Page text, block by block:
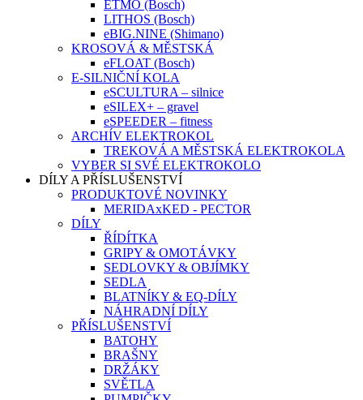
ETMO (Bosch)
LITHOS (Bosch)
eBIG.NINE (Shimano)
KROSOVÁ & MĚSTSKÁ
eFLOAT (Bosch)
E-SILNIČNÍ KOLA
eSCULTURA – silnice
eSILEX+ – gravel
eSPEEDER – fitness
ARCHÍV ELEKTROKOL
TREKOVÁ A MĚSTSKÁ ELEKTROKOLA
VYBER SI SVÉ ELEKTROKOLO
DÍLY A PŘÍSLUŠENSTVÍ
PRODUKTOVÉ NOVINKY
MERIDAxKED - PECTOR
DÍLY
ŘÍDÍTKA
GRIPY & OMOTÁVKY
SEDLOVKY & OBJÍMKY
SEDLA
BLATNÍKY & EQ-DÍLY
NÁHRADNÍ DÍLY
PŘÍSLUŠENSTVÍ
BATOHY
BRAŠNY
DRŽÁKY
SVĚTLA